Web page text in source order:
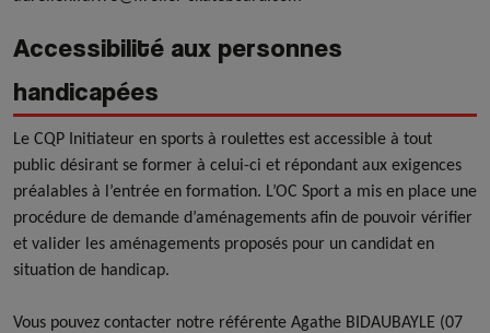
Accessibilité aux personnes
handicapées
Le CQP Initiateur en sports à roulettes est accessible à tout
public désirant se former à celui-ci et répondant aux exigences
préalables à l’entrée en formation. L’OC Sport a mis en place une
procédure de demande d’aménagements afin de pouvoir vérifier
et valider les aménagements proposés pour un candidat en
situation de handicap.
Vous pouvez contacter notre référente Agathe BIDAUBAYLE (07